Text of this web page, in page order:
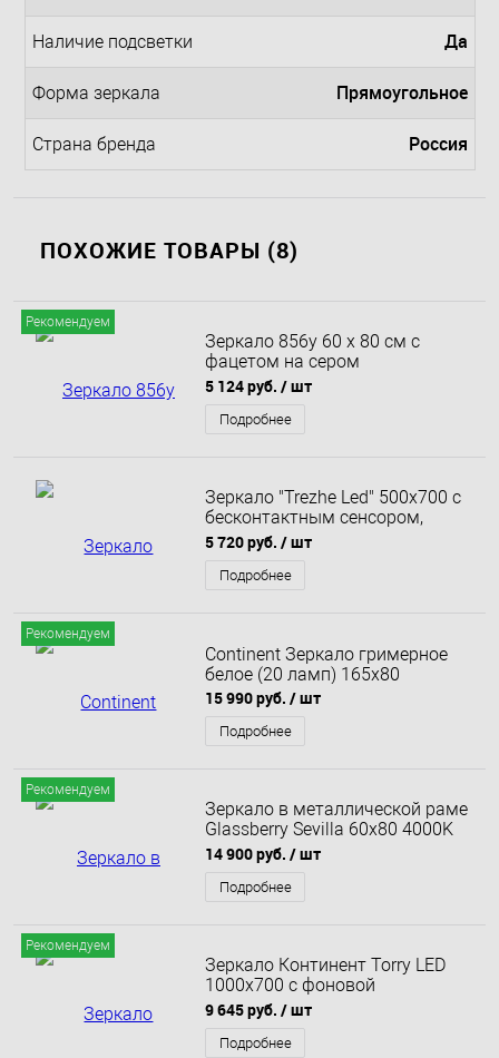
Наличие подсветки Да
Форма зеркала Прямоугольное
Страна бренда Россия
ПОХОЖИЕ ТОВАРЫ (8)
Рекомендуем
Зеркало 856у 60 х 80 см с
фацетом на сером
алюминиевом профиле 3216 с
универсальным креплением
5 124 руб. / шт
Подробнее
Зеркало "Trezhe Led" 500х700 с
бесконтактным сенсором,
теплая подсветка
5 720 руб. / шт
Подробнее
Рекомендуем
Continent Зеркало гримерное
белое (20 ламп) 165х80
15 990 руб. / шт
Подробнее
Рекомендуем
Зеркало в металлической раме
Glassberry Sevilla 60x80 4000K
золото матовое
14 900 руб. / шт
Подробнее
Рекомендуем
Зеркало Континент Torry LED
1000х700 с фоновой
подсветкой, бесконтактным
сенсором, черной окантовкой
ЗЛП1528
9 645 руб. / шт
Подробнее